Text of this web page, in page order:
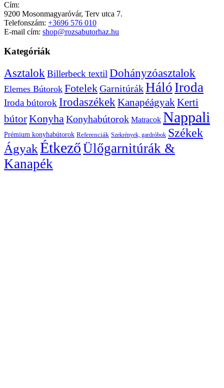
Cím:
9200 Mosonmagyaróvár, Terv utca 7.
Telefonszám: +3696 576 010
E-mail cím: shop@rozsabutorhaz.hu
Kategóriák
Asztalok Billerbeck textil Dohányzóasztalok
Elemes Bútorok FotelekGarnitúrákHáló Iroda
Iroda bútorok Irodaszékek KanapéágyakKerti
bútorKonyhaKonyhabútorok Matracok Nappali
Prémium konyhabútorok Referenciák Szekrények, gardróbok Székek
ÁgyakÉtkezőÜlőgarnitúrák &
Kanapék